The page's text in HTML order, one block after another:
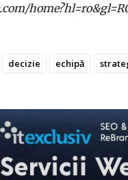
decizie echipă